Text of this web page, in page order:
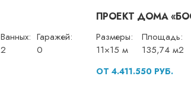
Ванных:
2
Гаражей:
0
ПРОЕКТ ДОМА
Размеры:
11×15 м
Площадь:
135,74 м2
ОТ 4.411.550 РУБ.